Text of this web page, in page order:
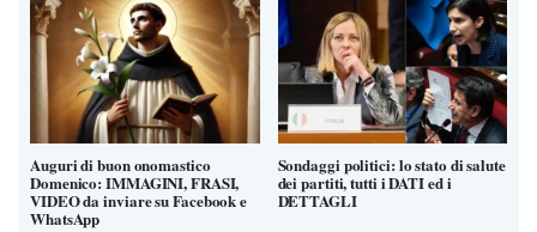
Auguri di buon onomastico
Domenico: IMMAGINI, FRASI,
VIDEO da inviare su Facebook e
WhatsApp
Sondaggi politici: lo stato di salute
dei partiti, tutti i DATI ed i
DETTAGLI